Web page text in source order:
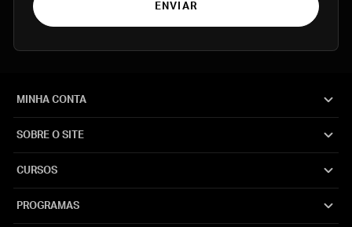
ENVIAR
MINHA CONTA
SOBRE O SITE
CURSOS
PROGRAMAS